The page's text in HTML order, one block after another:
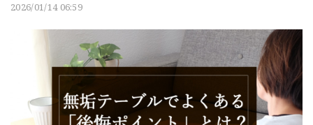
2026/01/14 06:59